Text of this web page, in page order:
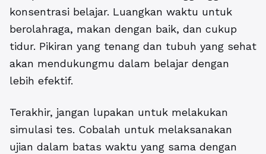
konsentrasi belajar. Luangkan waktu untuk
berolahraga, makan dengan baik, dan cukup
tidur. Pikiran yang tenang dan tubuh yang sehat
akan mendukungmu dalam belajar dengan
lebih efektif.
Terakhir, jangan lupakan untuk melakukan
simulasi tes. Cobalah untuk melaksanakan
ujian dalam batas waktu yang sama dengan